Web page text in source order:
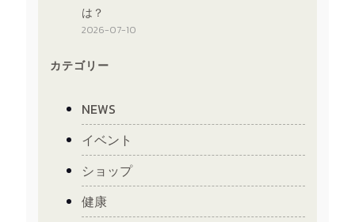
は？
2026-07-10
カテゴリー
NEWS
イベント
ショップ
健康